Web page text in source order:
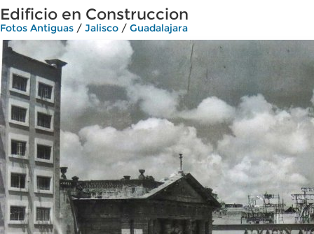
Edificio en Construccion
Fotos Antiguas / Jalisco / Guadalajara